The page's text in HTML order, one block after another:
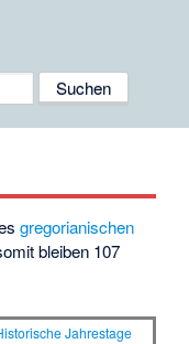
gregorianischen
bleiben 107
Jahrestage